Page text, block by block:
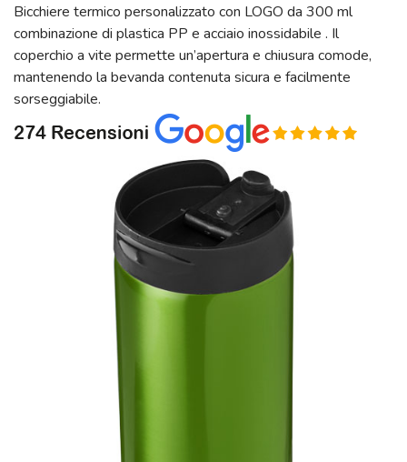
Bicchiere termico personalizzato con LOGO da 300 ml
combinazione di plastica PP e acciaio inossidabile . Il
coperchio a vite permette un’apertura e chiusura comode,
mantenendo la bevanda contenuta sicura e facilmente
sorseggiabile.